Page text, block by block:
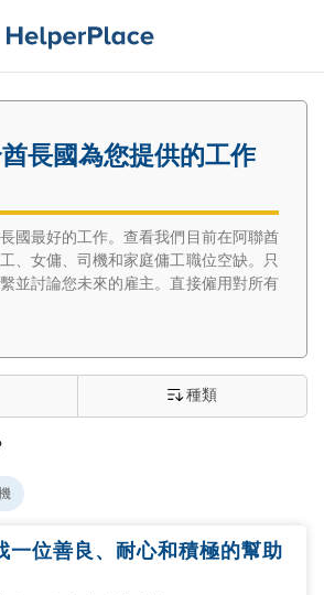
長國為您提供的工作
國最好的工作。查看我們目前在阿聯酋
、女傭、司機和家庭傭工職位空缺。只
並討論您未來的雇主。直接僱用對所有
種類
一位善良、耐心和積極的幫助